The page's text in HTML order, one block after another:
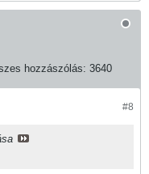
hozzászólás: 3640
#8